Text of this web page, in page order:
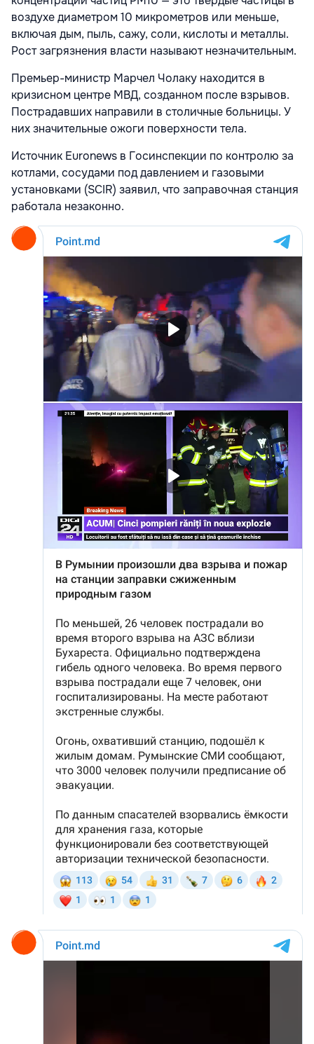
воздухе диаметром 10 микрометров или меньше,
включая дым, пыль, сажу, соли, кислоты и металлы.
Рост загрязнения власти называют незначительным.
Премьер-министр Марчел Чолаку находится в
кризисном центре МВД, созданном после взрывов.
Пострадавших направили в столичные больницы. У
них значительные ожоги поверхности тела.
Источник Euronews в Госинспекции по контролю за
котлами, сосудами под давлением и газовыми
установками (SCIR) заявил, что заправочная станция
работала незаконно.